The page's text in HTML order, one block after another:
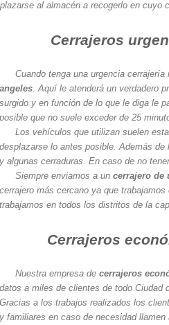
al almacén a recogerlo en cuyo
Cerrajeros
Cuando tenga una urgencia
angeles . Aquí le atenderá un verdadero
surgido y en función de lo que le diga le
posible que no suele exceder de 25
Los vehículos que utilizan suelen
desplazarse lo antes posible. Además
y algunas cerraduras. En caso de no
Siempre enviamos a uncerrajero de
cerrajero más cercano ya que
trabajamos en todos los distritos de la
Cerrajeros
Nuestra empresa decerrajeros
datos a miles de clientes de todo
Gracias a los trabajos realizados los
y familiares en caso de necesidad